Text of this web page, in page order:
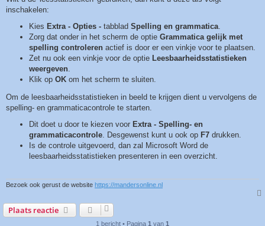
inschakelen:
Kies Extra - Opties - tabblad Spelling en grammatica
Zorg dat onder in het scherm de optie Grammatica gelijk met
spelling controleren actief is door er een vinkje voor te plaatsen.
Zet nu ook een vinkje voor de optie Leesbaarheidsstatistieken
weergeven
Klik op OK om het scherm te sluiten.
Om de leesbaarheidsstatistieken in beeld te krijgen dient u vervolgens de
spelling- en grammaticacontrole te starten.
Dit doet u door te kiezen voor Extra - Spelling- en
grammaticacontrole. Desgewenst kunt u ook op F7 drukken.
Is de controle uitgevoerd, dan zal Microsoft Word de
leesbaarheidsstatistieken presenteren in een overzicht.
Bezoek ook gerust de website https://mandersonline.nl
Plaats reactie
1 bericht • Pagina 1 van 1